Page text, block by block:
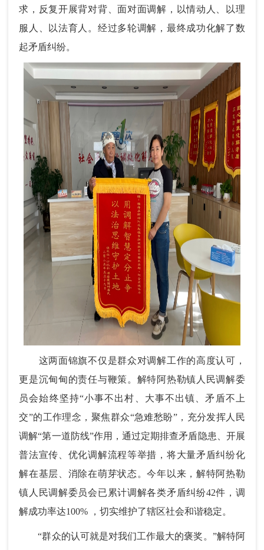
求，反复开展背对背、面对面调解，以情动人、以理
服人、以法育人。经过多轮调解，最终成功化解了数
起矛盾纠纷。
这两面锦旗不仅是群众对调解工作的高度认可，
更是沉甸甸的责任与鞭策。解特阿热勒镇人民调解委
员会始终坚持“小事不出村、大事不出镇、矛盾不上
交”的工作理念，聚焦群众“急难愁盼”，充分发挥人民
调解“第一道防线”作用，通过定期排查矛盾隐患、开展
普法宣传、优化调解流程等举措，将大量矛盾纠纷化
解在基层、消除在萌芽状态。今年以来，解特阿热勒
镇人民调解委员会已累计调解各类矛盾纠纷42件，调
解成功率达100% ，切实维护了辖区社会和谐稳定。
“群众的认可就是对我们工作最大的褒奖。”解特阿